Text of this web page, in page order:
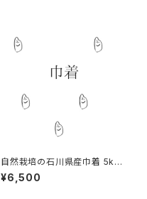
自然栽培の石川県産巾着 5kg
2025年
¥6,500